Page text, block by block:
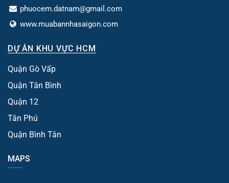
phuocem.datnam@gmail.com
www.muabannhasaigon.com
DỰ ÁN KHU VỰC HCM
Quận Gò Vấp
Quận Tân Bình
Quận 12
Tân Phú
Quận Bình Tân
MAPS